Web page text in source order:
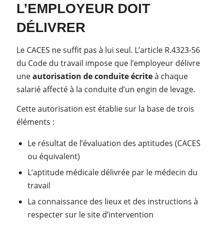
L’EMPLOYEUR DOIT
DÉLIVRER
Le CACES ne suffit pas à lui seul. L’article R.4323-56
du Code du travail impose que l’employeur délivre
uneautorisation de conduite écriteà chaque
salarié affecté à la conduite d’un engin de levage.
Cette autorisation est établie sur la base de trois
éléments :
Le résultat de l’évaluation des aptitudes (CACES
ou équivalent)
L’aptitude médicale délivrée par le médecin du
travail
La connaissance des lieux et des instructions à
respecter sur le site d’intervention